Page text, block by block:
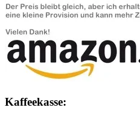
Kaffeekasse: